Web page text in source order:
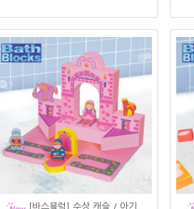
[바스블럭] 수상 캐슬 / 아기